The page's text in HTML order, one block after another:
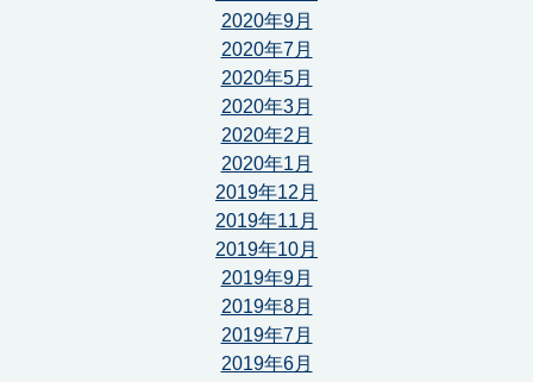
2020年9月
2020年7月
2020年5月
2020年3月
2020年2月
2020年1月
2019年12月
2019年11月
2019年10月
2019年9月
2019年8月
2019年7月
2019年6月